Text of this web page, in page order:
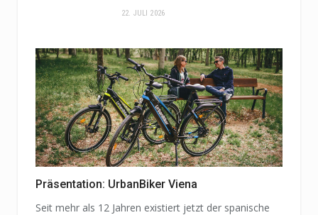
22. JULI 2026
Präsentation: UrbanBiker Viena
Seit mehr als 12 Jahren existiert jetzt der spanische